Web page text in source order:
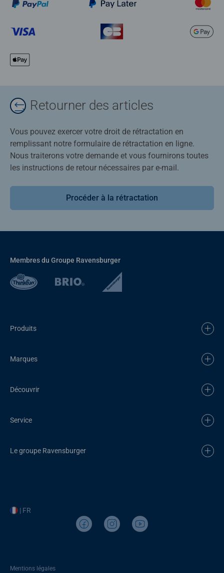
Retourner des articles
Vous pouvez exercer votre droit de rétractation en
remplissant notre formulaire de rétractation en ligne.
Nous traiterons votre demande et vous fournirons toutes
les instructions de retour nécessaires par e-mail.
Procéder à la rétractation
Membres du Groupe Ravensburger
Produits
Marques
Découvrir
Service
Le groupe Ravensburger
| FR
Mentions légales